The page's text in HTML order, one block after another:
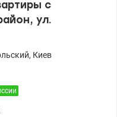
с
ул.
, Киев